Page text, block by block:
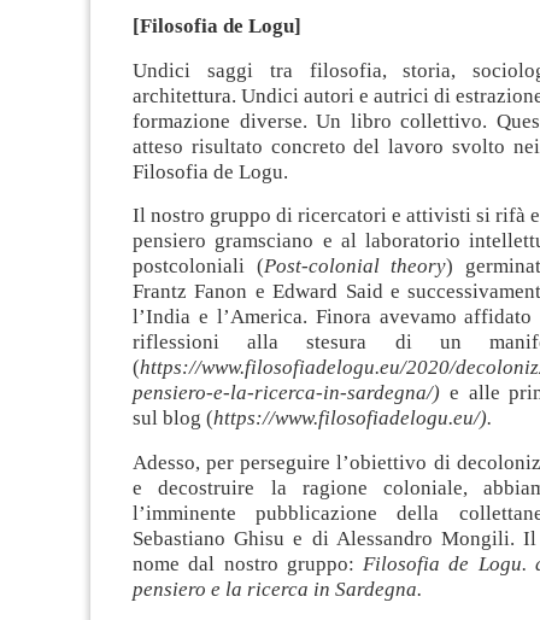
[Filosofia de Logu]
Undici saggi tra filosofia, storia,
architettura. Undici autori e autrici di
formazione diverse. Un libro collettivo.
atteso risultato concreto del lavoro svolto
Filosofia de Logu.
Il nostro gruppo di ricercatori e attivisti si rifà
pensiero gramsciano e al laboratorio
postcoloniali (Post-colonial theory)
Frantz Fanon e Edward Said e
l’India e l’America. Finora avevamo
riflessioni alla stesura di un
(https://www.filosofiadelogu.eu/2020/
pensiero-e-la-ricerca-in-sardegna/) e alle
sul blog (https://www.filosofiadelogu.eu/).
Adesso, per perseguire l’obiettivo di
e decostruire la ragione coloniale,
l’imminente pubblicazione della
Sebastiano Ghisu e di Alessandro Mongili.
nome dal nostro gruppo: Filosofia de Logu.
pensiero e la ricerca in Sardegna.